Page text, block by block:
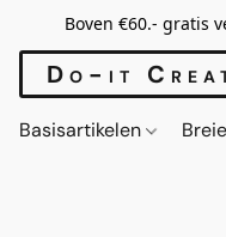
Boven €60.- gratis
Do-it
Basisartikelen